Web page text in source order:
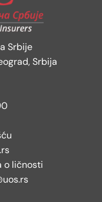
Srbije
Srbija
o ličnosti